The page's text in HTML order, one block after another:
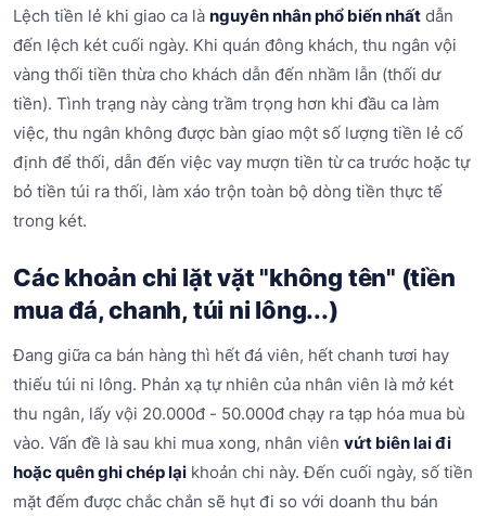
Lệch tiền lẻ khi giao ca là nguyên nhân phổ biến nhất dẫn
đến lệch két cuối ngày. Khi quán đông khách, thu ngân vội
vàng thối tiền thừa cho khách dẫn đến nhầm lẫn (thối dư
tiền). Tình trạng này càng trầm trọng hơn khi đầu ca làm
việc, thu ngân không được bàn giao một số lượng tiền lẻ cố
định để thối, dẫn đến việc vay mượn tiền từ ca trước hoặc tự
bỏ tiền túi ra thối, làm xáo trộn toàn bộ dòng tiền thực tế
trong két.
Các khoản chi lặt vặt "không tên" (tiền
mua đá, chanh, túi ni lông...)
Đang giữa ca bán hàng thì hết đá viên, hết chanh tươi hay
thiếu túi ni lông. Phản xạ tự nhiên của nhân viên là mở két
thu ngân, lấy vội 20.000đ - 50.000đ chạy ra tạp hóa mua bù
vào. Vấn đề là sau khi mua xong, nhân viên vứt biên lai đi
hoặc quên ghi chép lại khoản chi này. Đến cuối ngày, số tiền
mặt đếm được chắc chắn sẽ hụt đi so với doanh thu bán